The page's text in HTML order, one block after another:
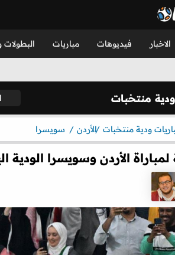
الاخبار فيديوهات مباريات البطولات
منتخبات
ودية منتخبات الأردن سويسرا
لمباراة الأردن وسويسرا الودية